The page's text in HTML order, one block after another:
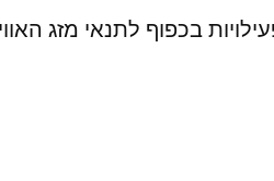
בכפוף לתנאי מזג